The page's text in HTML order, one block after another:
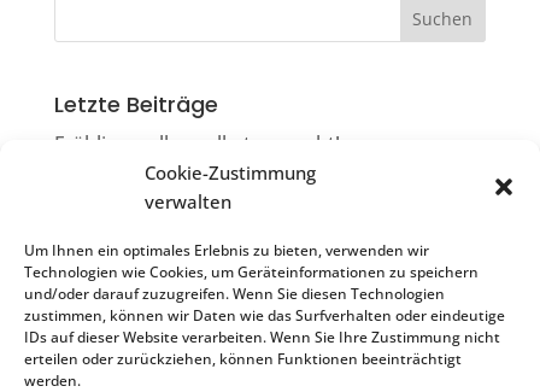
Cookie-Zustimmung
verwalten
Um Ihnen ein optimales Erlebnis zu bieten, verwenden wir
Technologien wie Cookies, um Geräteinformationen zu speichern
und/oder darauf zuzugreifen. Wenn Sie diesen Technologien
zustimmen, können wir Daten wie das Surfverhalten oder eindeutige
IDs auf dieser Website verarbeiten. Wenn Sie Ihre Zustimmung nicht
erteilen oder zurückziehen, können Funktionen beeinträchtigt
werden.
Letzte Beiträge
Frühlingsrollen selbst gemacht!
Die Ruiter Flimmerkiste
Sonntagscafé
Impulsvortrag „Resilienz stärken“